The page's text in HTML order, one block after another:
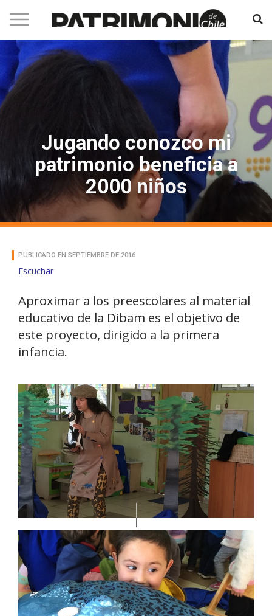
Jugando conozco mi
patrimonio beneficia a
2000 niños
PUBLICADO EN SEPTIEMBRE DE 2016
Escuchar
Aproximar a los preescolares al material
educativo de la Dibam es el objetivo de
este proyecto, dirigido a la primera
infancia.